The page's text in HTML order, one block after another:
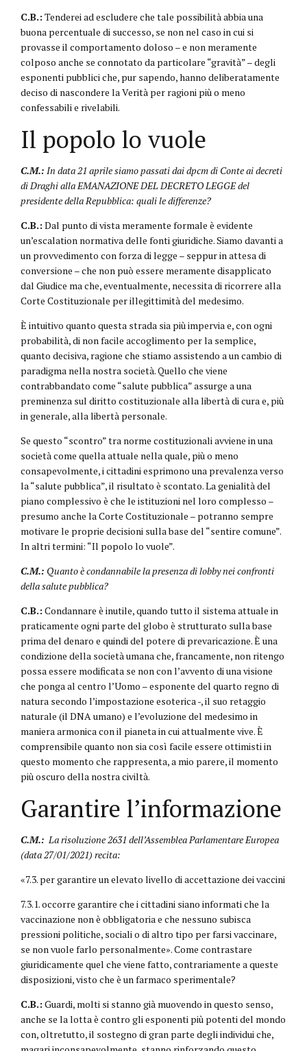
C.B.: Tenderei ad escludere che tale possibilità abbia una
buona percentuale di successo, se non nel caso in cui si
provasse il comportamento doloso – e non meramente
colposo anche se connotato da particolare “gravità” – degli
esponenti pubblici che, pur sapendo, hanno deliberatamente
deciso di nascondere la Verità per ragioni più o meno
confessabili e rivelabili.
Il popolo lo vuole
C.M.: In data 21 aprile siamo passati dai dpcm di Conte ai decreti
di Draghi alla EMANAZIONE DEL DECRETO LEGGE del
presidente della Repubblica: quali le differenze?
C.B.: Dal punto di vista meramente formale è evidente
un’escalation normativa delle fonti giuridiche. Siamo davanti a
un provvedimento con forza di legge – seppur in attesa di
conversione – che non può essere meramente disapplicato
dal Giudice ma che, eventualmente, necessita di ricorrere alla
Corte Costituzionale per illegittimità del medesimo.
È intuitivo quanto questa strada sia più impervia e, con ogni
probabilità, di non facile accoglimento per la semplice,
quanto decisiva, ragione che stiamo assistendo a un cambio di
paradigma nella nostra società. Quello che viene
contrabbandato come “salute pubblica” assurge a una
preminenza sul diritto costituzionale alla libertà di cura e, più
in generale, alla libertà personale.
Se questo “scontro” tra norme costituzionali avviene in una
società come quella attuale nella quale, più o meno
consapevolmente, i cittadini esprimono una prevalenza verso
la “salute pubblica”, il risultato è scontato. La genialità del
piano complessivo è che le istituzioni nel loro complesso –
presumo anche la Corte Costituzionale – potranno sempre
motivare le proprie decisioni sulla base del “sentire comune”.
In altri termini: “Il popolo lo vuole”.
C.M.: Quanto è condannabile la presenza di lobby nei confronti
della salute pubblica?
C.B.: Condannare è inutile, quando tutto il sistema attuale in
praticamente ogni parte del globo è strutturato sulla base
prima del denaro e quindi del potere di prevaricazione. È una
condizione della società umana che, francamente, non ritengo
possa essere modificata se non con l’avvento di una visione
che ponga al centro l’Uomo – esponente del quarto regno di
natura secondo l’impostazione esoterica -, il suo retaggio
naturale (il DNA umano) e l’evoluzione del medesimo in
maniera armonica con il pianeta in cui attualmente vive. È
comprensibile quanto non sia così facile essere ottimisti in
questo momento che rappresenta, a mio parere, il momento
più oscuro della nostra civiltà.
Garantire l’informazione
C.M.: La risoluzione 2631 dell’Assemblea Parlamentare Europea
(data 27/01/2021) recita:
«7.3. per garantire un elevato livello di accettazione dei vaccini
7.3.1. occorre garantire che i cittadini siano informati che la
vaccinazione non è obbligatoria e che nessuno subisca
pressioni politiche, sociali o di altro tipo per farsi vaccinare,
se non vuole farlo personalmente». Come contrastare
giuridicamente quel che viene fatto, contrariamente a queste
disposizioni, visto che è un farmaco sperimentale?
C.B.: Guardi, molti si stanno già muovendo in questo senso,
anche se la lotta è contro gli esponenti più potenti del mondo
con, oltretutto, il sostegno di gran parte degli individui che,